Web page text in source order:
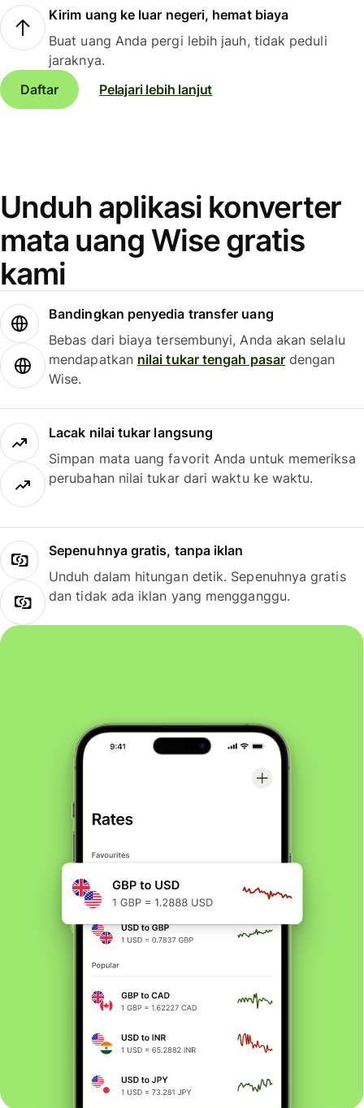
Kirim uang ke luar negeri, hemat biaya
Buat uang Anda pergi lebih jauh, tidak peduli
jaraknya.
Daftar
Pelajari lebih lanjut
Unduh aplikasi konverter
mata uang Wise gratis
kami
Bandingkan penyedia transfer uang
Bebas dari biaya tersembunyi, Anda akan selalu
mendapatkan nilai tukar tengah pasardengan
Wise.
Lacak nilai tukar langsung
Simpan mata uang favorit Anda untuk memeriksa
perubahan nilai tukar dari waktu ke waktu.
Sepenuhnya gratis, tanpa iklan
Unduh dalam hitungan detik. Sepenuhnya gratis
dan tidak ada iklan yang mengganggu.